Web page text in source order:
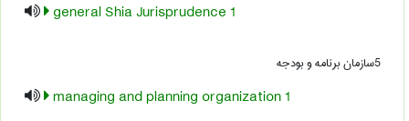
1 general Shia Jurisprudence
5سازمان برنامه و بودجه
1 managing and planning organization